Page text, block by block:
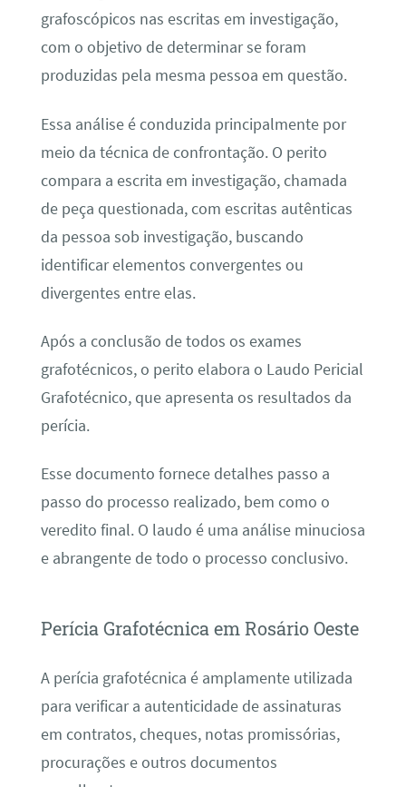
grafoscópicos nas escritas em investigação,
com o objetivo de determinar se foram
produzidas pela mesma pessoa em questão.
Essa análise é conduzida principalmente por
meio da técnica de confrontação. O perito
compara a escrita em investigação, chamada
de peça questionada, com escritas autênticas
da pessoa sob investigação, buscando
identificar elementos convergentes ou
divergentes entre elas.
Após a conclusão de todos os exames
grafotécnicos, o perito elabora o Laudo Pericial
Grafotécnico, que apresenta os resultados da
perícia.
Esse documento fornece detalhes passo a
passo do processo realizado, bem como o
veredito final. O laudo é uma análise minuciosa
e abrangente de todo o processo conclusivo.
Perícia Grafotécnica em Rosário Oeste
A perícia grafotécnica é amplamente utilizada
para verificar a autenticidade de assinaturas
em contratos, cheques, notas promissórias,
procurações e outros documentos